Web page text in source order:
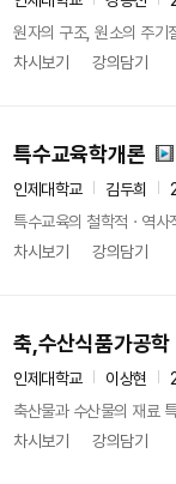
원자의 구조, 원소의 주기
차시보기
강의담기
특수교육학개론
인제대학교 김두희
특수교육의 철학적ㆍ역
차시보기
강의담기
축,수산식품가공학
인제대학교 이상현
축산물과 수산물의 재료
차시보기
강의담기